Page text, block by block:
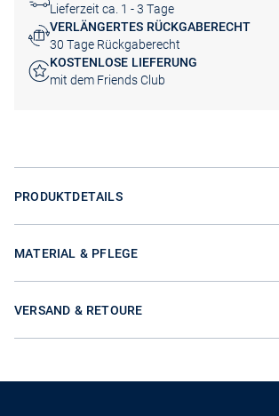
Lieferzeit ca. 1 - 3 Tage
VERLÄNGERTES RÜCKGABERECHT
30 Tage Rückgaberecht
KOSTENLOSE LIEFERUNG
mit dem Friends Club
PRODUKTDETAILS
MATERIAL & PFLEGE
VERSAND & RETOURE